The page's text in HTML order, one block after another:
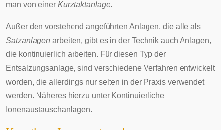
man von einer Kurztaktanlage.
Außer den vorstehend angeführten Anlagen, die alle als
Satzanlagen arbeiten, gibt es in der Technik auch Anlagen,
die kontinuierlich arbeiten. Für diesen Typ der
Entsalzungsanlage, sind verschiedene Verfahren entwickelt
worden, die allerdings nur selten in der Praxis verwendet
werden. Näheres hierzu unter Kontinuierliche
Ionenaustauschanlagen.